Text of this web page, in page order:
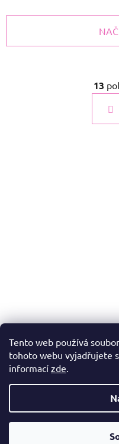
Tento web používá
tohoto webu vyjadřujete
informací zde.
13